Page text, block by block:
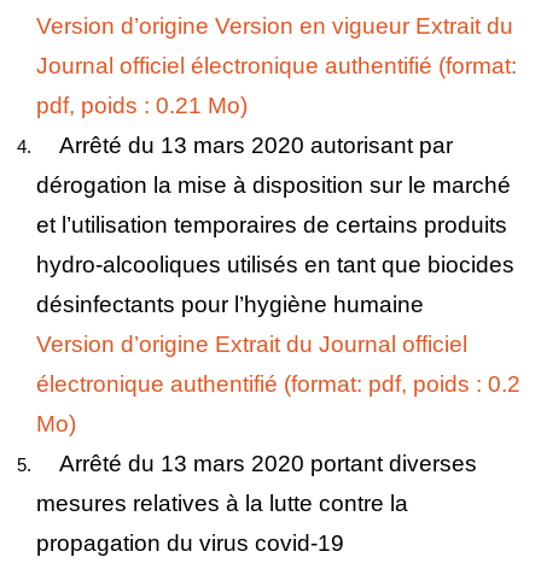
Version d’origine Version en vigueur Extrait du
Journal officiel électronique authentifié (format:
pdf, poids : 0.21 Mo)
Arrêté du 13 mars 2020 autorisant par
dérogation la mise à disposition sur le marché
et l’utilisation temporaires de certains produits
hydro-alcooliques utilisés en tant que biocides
désinfectants pour l’hygiène humaine
Version d’origine Extrait du Journal officiel
électronique authentifié (format: pdf, poids : 0.2
Mo)
Arrêté du 13 mars 2020 portant diverses
mesures relatives à la lutte contre la
propagation du virus covid-19